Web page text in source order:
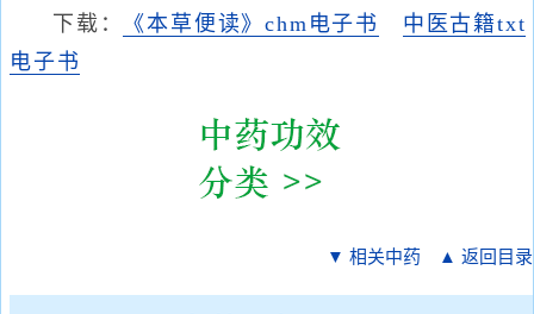
下载： 《本草便读》chm电子书
中医古籍txt
电子书
▼ 相关中药 ▲ 返回目录